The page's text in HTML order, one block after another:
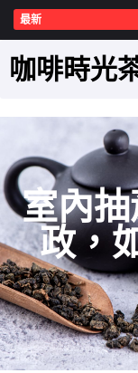
最新
咖啡時光
室內
政，